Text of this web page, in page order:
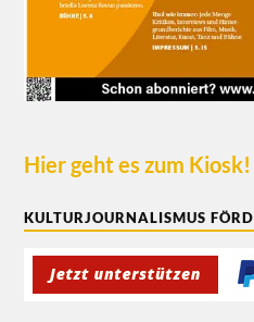
Hier geht es zum Kiosk!
KULTURJOURNALISMUS